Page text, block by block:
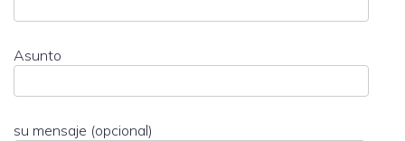
Asunto
su mensaje (opcional)